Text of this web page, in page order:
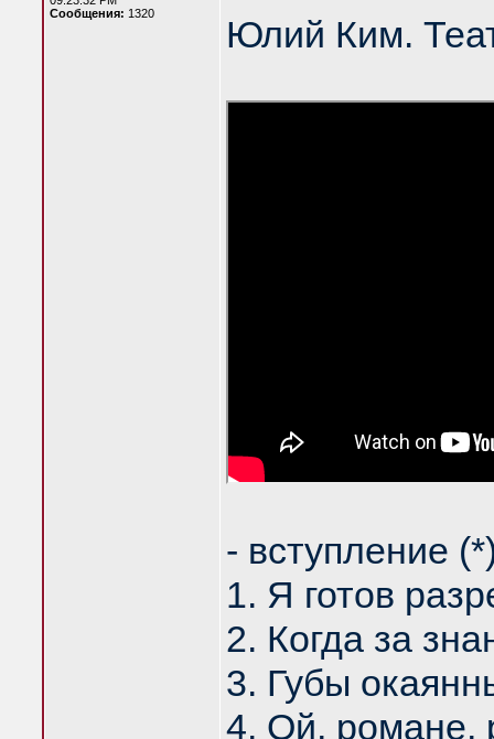
Сообщения: 1320 Юлий Ким.
- вступление
1. Я готов
2. Когда за
3. Губы
4. Ой, романе,